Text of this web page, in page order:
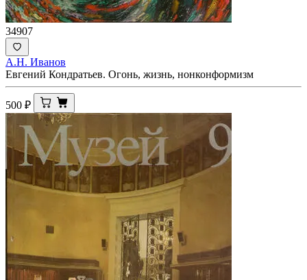
34907
А.Н. Иванов
Евгений Кондратьев. Огонь, жизнь, нонконформизм
500 ₽